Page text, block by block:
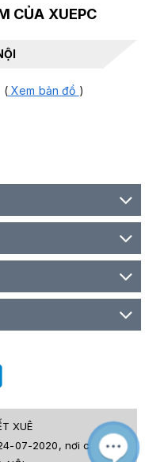
CỦA XUEPC
(Xem bản đồ )
XUÊ
07-2020, nơi cấp SỞ